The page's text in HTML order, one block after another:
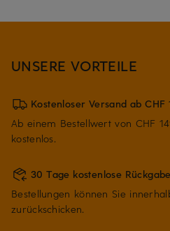
UNSERE VORTEILE
Kostenloser Versand ab CHF
Ab einem Bestellwert von CHF
kostenlos.
30 Tage kostenlose Rückgabe
Bestellungen können Sie
zurückschicken.